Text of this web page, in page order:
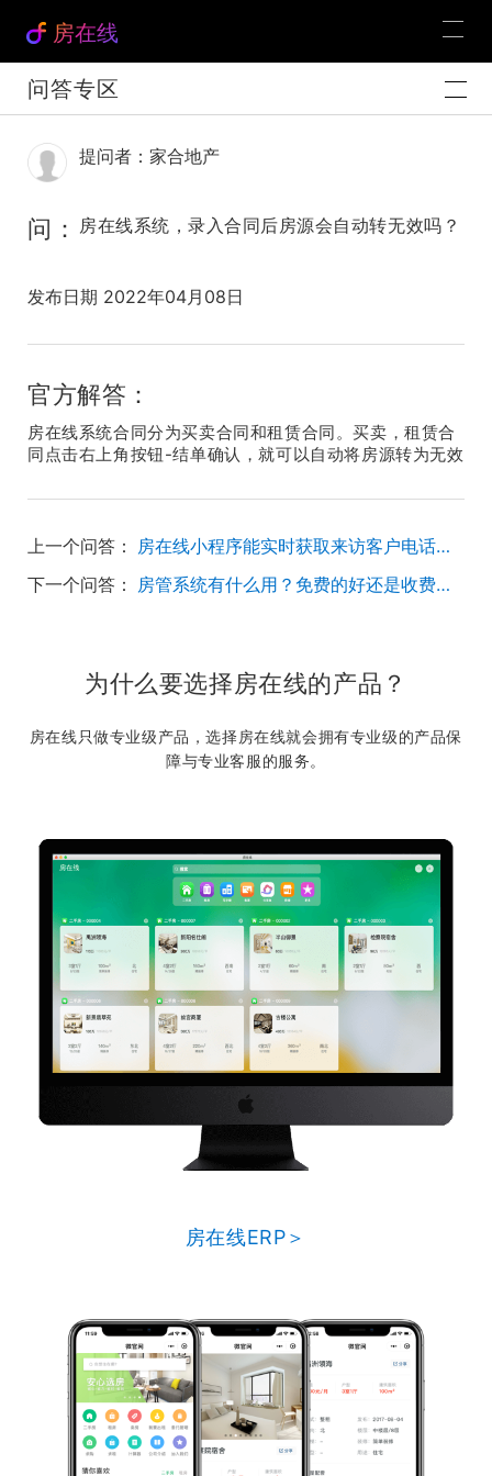
房在线
问答专区
提问者：家合地产
问： 房在线系统，录入合同后房源会自动转无效吗？
发布日期 2022年04月08日
官方解答：
房在线系统合同分为买卖合同和租赁合同。买卖，租赁合
同点击右上角按钮-结单确认，就可以自动将房源转为无效
上一个问答：
房在线小程序能实时获取来访客户电话吗？
下一个问答：
房管系统有什么用？免费的好还是收费的好呢？
为什么要选择房在线的产品？
房在线只做专业级产品，选择房在线就会拥有专业级的产品保
障与专业客服的服务。
房在线ERP＞